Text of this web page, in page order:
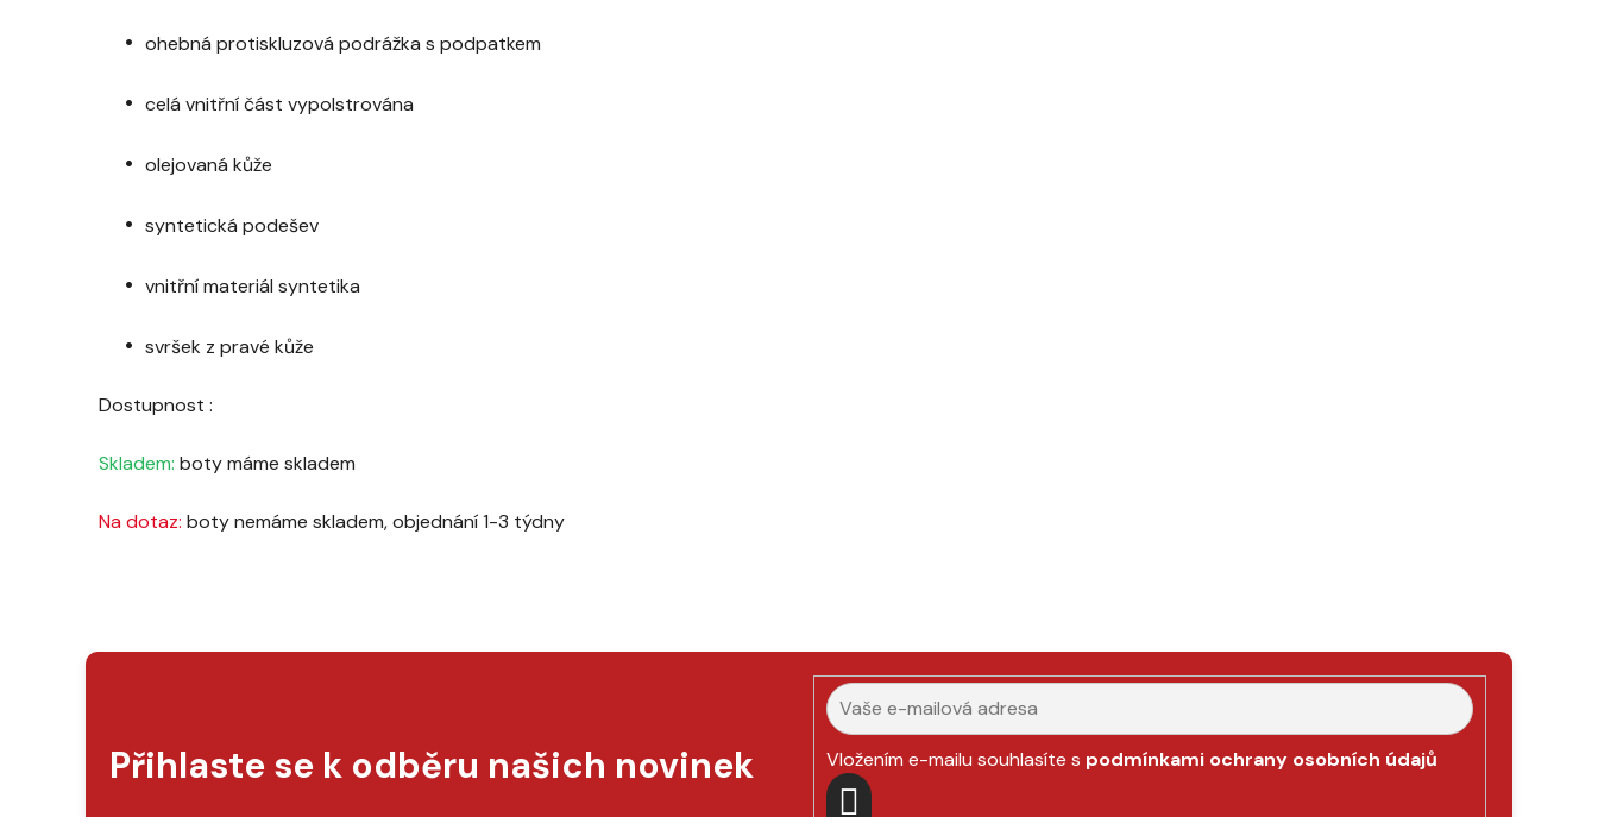
ohebná protiskluzová podrážka s podpatkem
celá vnitřní část vypolstrována
olejovaná kůže
syntetická podešev
vnitřní materiál syntetika
svršek z pravé kůže
Dostupnost :
Skladem: boty máme skladem
Na dotaz: boty nemáme skladem, objednání 1-3 týdny
Přihlaste se k odběru našich novinek Vložením e-mailu souhlasíte s podmínkami ochrany osobních údajů